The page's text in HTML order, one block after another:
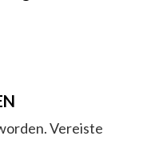
Vereiste